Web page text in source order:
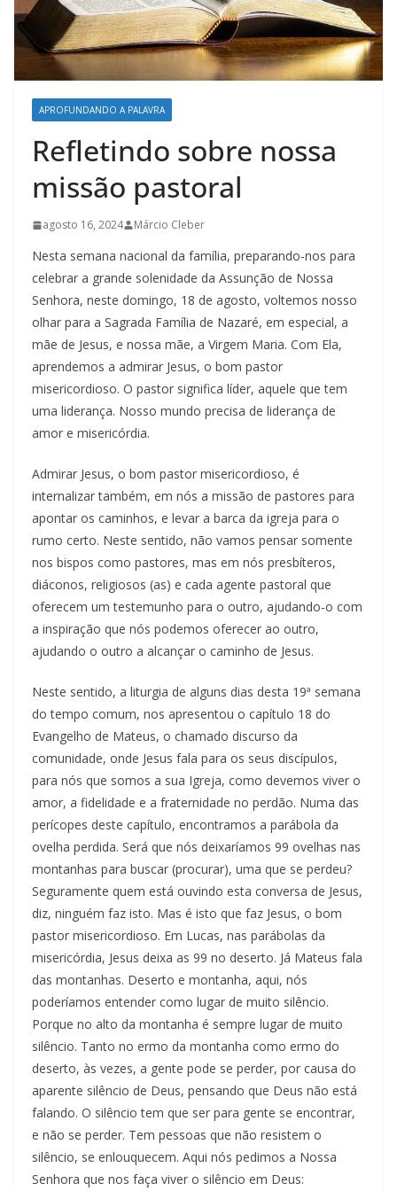
APROFUNDANDO A PALAVRA
Refletindo sobre nossa
missão pastoral
agosto 16, 2024 Márcio Cleber
Nesta semana nacional da família, preparando-nos para
celebrar a grande solenidade da Assunção de Nossa
Senhora, neste domingo, 18 de agosto, voltemos nosso
olhar para a Sagrada Família de Nazaré, em especial, a
mãe de Jesus, e nossa mãe, a Virgem Maria. Com Ela,
aprendemos a admirar Jesus, o bom pastor
misericordioso. O pastor significa líder, aquele que tem
uma liderança. Nosso mundo precisa de liderança de
amor e misericórdia.
Admirar Jesus, o bom pastor misericordioso, é
internalizar também, em nós a missão de pastores para
apontar os caminhos, e levar a barca da igreja para o
rumo certo. Neste sentido, não vamos pensar somente
nos bispos como pastores, mas em nós presbíteros,
diáconos, religiosos (as) e cada agente pastoral que
oferecem um testemunho para o outro, ajudando-o com
a inspiração que nós podemos oferecer ao outro,
ajudando o outro a alcançar o caminho de Jesus.
Neste sentido, a liturgia de alguns dias desta 19ª semana
do tempo comum, nos apresentou o capítulo 18 do
Evangelho de Mateus, o chamado discurso da
comunidade, onde Jesus fala para os seus discípulos,
para nós que somos a sua Igreja, como devemos viver o
amor, a fidelidade e a fraternidade no perdão. Numa das
perícopes deste capítulo, encontramos a parábola da
ovelha perdida. Será que nós deixaríamos 99 ovelhas nas
montanhas para buscar (procurar), uma que se perdeu?
Seguramente quem está ouvindo esta conversa de Jesus,
diz, ninguém faz isto. Mas é isto que faz Jesus, o bom
pastor misericordioso. Em Lucas, nas parábolas da
misericórdia, Jesus deixa as 99 no deserto. Já Mateus fala
das montanhas. Deserto e montanha, aqui, nós
poderíamos entender como lugar de muito silêncio.
Porque no alto da montanha é sempre lugar de muito
silêncio. Tanto no ermo da montanha como ermo do
deserto, às vezes, a gente pode se perder, por causa do
aparente silêncio de Deus, pensando que Deus não está
falando. O silêncio tem que ser para gente se encontrar,
e não se perder. Tem pessoas que não resistem o
silêncio, se enlouquecem. Aqui nós pedimos a Nossa
Senhora que nos faça viver o silêncio em Deus: